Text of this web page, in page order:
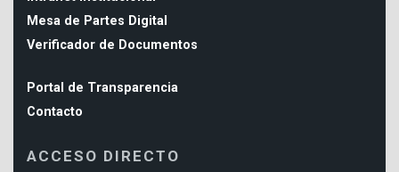
Mesa de Partes Digital
Verificador de Documentos
Portal de Transparencia
Contacto
ACCESO DIRECTO